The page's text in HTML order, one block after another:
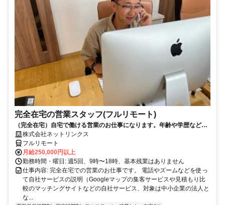
完全在宅の営業スタッフ(フルリモート)
（完全在宅）自宅で働ける営業のお仕事になります。年齢や学歴など問
いません。
株式会社ネットリンクス
フルリモート
月給250,000円以上
勤務時間・曜日: 週5回、9時〜18時、基本残業はありません
仕事内容: 完全在宅での営業のお仕事です。 電話やズームなどを使っ
て自社サービスの説明（Googleマップの集客サービスや見積もり比
較のマッチングサイトなどの自社サービス、対象は中小企業の法人と
な...